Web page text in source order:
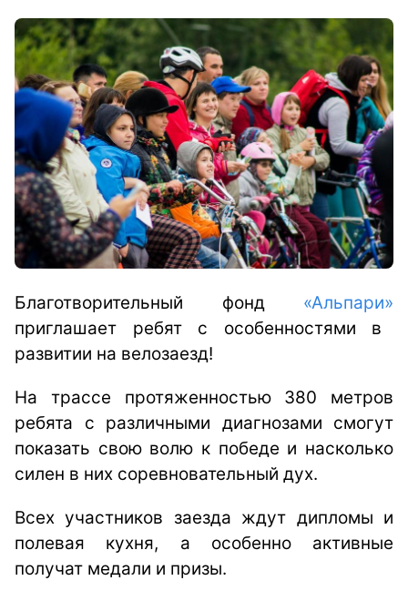
Благотворительный фонд «Альпари»
приглашает ребят с особенностями в
развитии на велозаезд!
На трассе протяженностью 380 метров
ребята с различными диагнозами смогут
показать свою волю к победе и насколько
силен в них соревновательный дух.
Всех участников заезда ждут дипломы и
полевая кухня, а особенно активные
получат медали и призы.